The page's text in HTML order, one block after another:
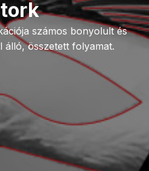
számos bonyolult és
álló, összetett folyamat.